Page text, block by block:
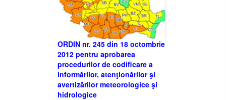
ORDIN nr. 245 din 18 octombrie
2012 pentru aprobarea
procedurilor de codificare a
informărilor, atenţionărilor şi
avertizărilor meteorologice şi
hidrologice